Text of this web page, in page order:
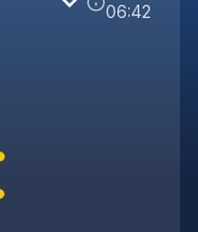
06:42